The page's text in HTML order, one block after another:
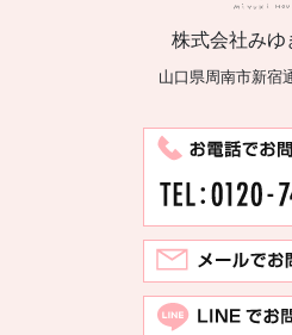
株式会社みゆ
山口県周南市新宿